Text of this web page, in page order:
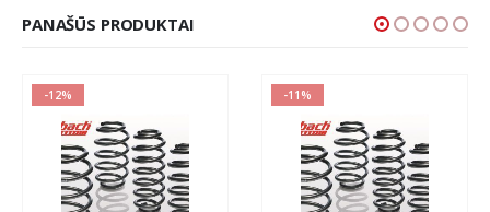
PANAŠŪS PRODUKTAI
-12% -11%